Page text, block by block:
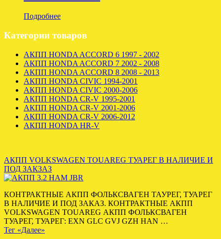
Подробнее
Категории товаров
АКПП HONDA ACCORD 6 1997 - 2002
АКПП HONDA ACCORD 7 2002 - 2008
АКПП HONDA ACCORD 8 2008 - 2013
АКПП HONDA CIVIC 1994-2001
АКПП HONDA CIVIC 2000-2006
АКПП HONDA CR-V 1995-2001
АКПП HONDA CR-V 2001-2006
АКПП HONDA CR-V 2006-2012
АКПП HONDA HR-V
АКПП VOLKSWAGEN TOUAREG ТУАРЕГ В НАЛИЧИЕ И
ПОД ЗАКЗАЗ
КОНТРАКТНЫЕ АКПП ФОЛЬКСВАГЕН ТАУРЕГ, ТУАРЕГ
В НАЛИЧИЕ И ПОД ЗАКАЗ. КОНТРАКТНЫЕ АКПП
VOLKSWAGEN TOUAREG АКПП ФОЛЬКСВАГЕН
ТУАРЕГ, ТУАРЕГ: EXN GLC GVJ GZH HAN …
Тег «Далее»